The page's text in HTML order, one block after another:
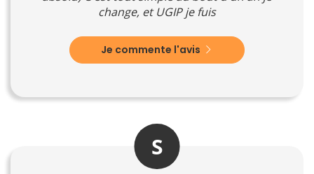
change, et UGIP je fuis
Je commente l'avis
S